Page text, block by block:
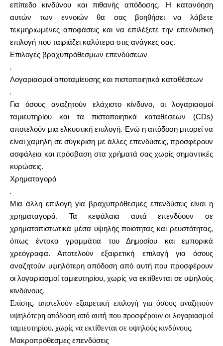
Επικοινωνήστε μαζί μας
Βοήθεια
Ο λογαριασμός μου
Λάβετε χρηματοδότηση
ask@scrambleup.com
+372 712 2955
επίπεδο κινδύνου και πιθανής απόδοσης. Η κατανόηση
αυτών των εννοιών θα σας βοηθήσει να λάβετε
τεκμηριωμένες αποφάσεις και να επιλέξετε την επενδυτική
επιλογή που ταιριάζει καλύτερα στις ανάγκες σας.
Επιλογές βραχυπρόθεσμων επενδύσεων
.
Λογαριασμοί αποταμίευσης και πιστοποιητικά καταθέσεων
.
Για όσους αναζητούν ελάχιστο κίνδυνο, οι λογαριασμοί
ταμιευτηρίου και τα πιστοποιητικά καταθέσεων (CDs)
αποτελούν μια ελκυστική επιλογή. Ενώ η απόδοση μπορεί να
είναι χαμηλή σε σύγκριση με άλλες επενδύσεις, προσφέρουν
ασφάλεια και πρόσβαση στα χρήματά σας χωρίς σημαντικές
κυρώσεις.
Χρηματαγορά
.
Μια άλλη επιλογή για βραχυπρόθεσμες επενδύσεις είναι η
χρηματαγορά. Τα κεφάλαια αυτά επενδύουν σε
χρηματοπιστωτικά μέσα υψηλής ποιότητας και ρευστότητας,
όπως έντοκα γραμμάτια του Δημοσίου και εμπορικά
χρεόγραφα. Αποτελούν εξαιρετική επιλογή για όσους
αναζητούν υψηλότερη απόδοση από αυτή που προσφέρουν
οι λογαριασμοί ταμιευτηρίου, χωρίς να εκτίθενται σε υψηλούς
κινδύνους.
Επίσης, αποτελούν εξαιρετική επιλογή για όσους αναζητούν
υψηλότερη απόδοση από αυτή που προσφέρουν οι λογαριασμοί
ταμιευτηρίου, χωρίς να εκτίθενται σε υψηλούς κινδύνους.
Μακροπρόθεσμες επενδύσεις